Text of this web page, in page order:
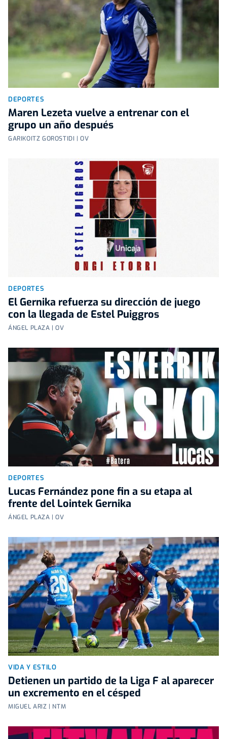
DEPORTES
Maren Lezeta vuelve a entrenar con el
grupo un año después
GARIKOITZ GOROSTIDI | OV
DEPORTES
El Gernika refuerza su dirección de juego
con la llegada de Estel Puiggros
ÁNGEL PLAZA | OV
DEPORTES
Lucas Fernández pone fin a su etapa al
frente del Lointek Gernika
ÁNGEL PLAZA | OV
VIDA Y ESTILO
Detienen un partido de la Liga F al aparecer
un excremento en el césped
MIGUEL ARIZ | NTM